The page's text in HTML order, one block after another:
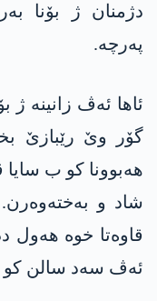
دژمنان ژ بۆنا
پەرچە.
ئاھا ئەڤ زانینە
گۆر وێ رێبازێ
ھەبوونا کو ب
شاد و
قاوەتا خوە ھەول
ئەڤ سەد سالن کو